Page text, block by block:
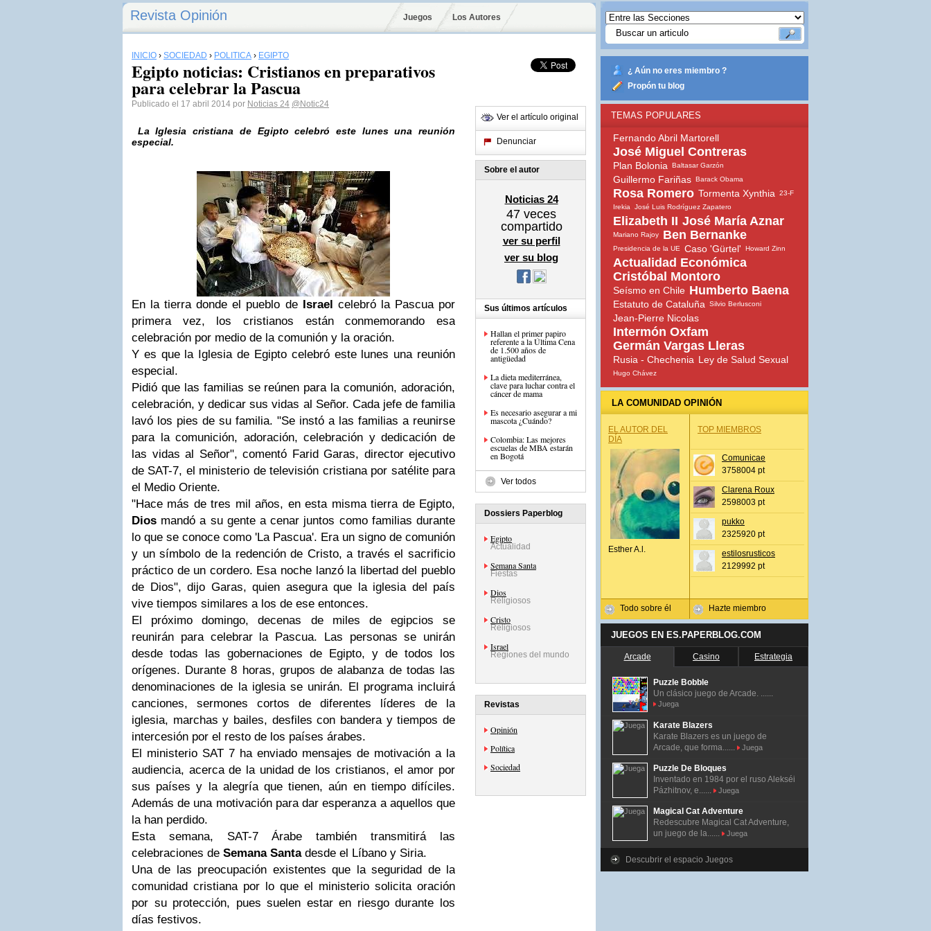
Revista Opinión Juegos Los Autores
INICIO › SOCIEDAD › POLÍTICA › EGIPTO
Egipto noticias: Cristianos en preparativos
para celebrar la Pascua
Publicado el 17 abril 2014 por Noticias 24 @Notic24
La Iglesia cristiana de Egipto celebró este lunes una reunión
especial.
En la tierra donde el pueblo de Israel celebró la Pascua por
primera vez, los cristianos están conmemorando esa
celebración por medio de la comunión y la oración.
Y es que la Iglesia de Egipto celebró este lunes una reunión
especial.
Pidió que las familias se reúnen para la comunión, adoración,
celebración, y dedicar sus vidas al Señor. Cada jefe de familia
lavó los pies de su familia. "Se instó a las familias a reunirse
para la comunición, adoración, celebración y dedicación de
las vidas al Señor", comentó Farid Garas, director ejecutivo
de SAT-7, el ministerio de televisión cristiana por satélite para
el Medio Oriente.
"Hace más de tres mil años, en esta misma tierra de Egipto,
Dios mandó a su gente a cenar juntos como familias durante
lo que se conoce como 'La Pascua'. Era un signo de comunión
y un símbolo de la redención de Cristo, a través el sacrificio
práctico de un cordero. Esa noche lanzó la libertad del pueblo
de Dios", dijo Garas, quien asegura que la iglesia del país
vive tiempos similares a los de ese entonces.
El próximo domingo, decenas de miles de egipcios se
reunirán para celebrar la Pascua. Las personas se unirán
desde todas las gobernaciones de Egipto, y de todos los
orígenes. Durante 8 horas, grupos de alabanza de todas las
denominaciones de la iglesia se unirán. El programa incluirá
canciones, sermones cortos de diferentes líderes de la
iglesia, marchas y bailes, desfiles con bandera y tiempos de
intercesión por el resto de los países árabes.
El ministerio SAT 7 ha enviado mensajes de motivación a la
audiencia, acerca de la unidad de los cristianos, el amor por
sus países y la alegría que tienen, aún en tiempo difíciles.
Además de una motivación para dar esperanza a aquellos que
la han perdido.
Esta semana, SAT-7 Árabe también transmitirá las
celebraciones de Semana Santadesde el Líbano y Siria.
Una de las preocupación existentes que la seguridad de la
comunidad cristiana por lo que el ministerio solicita oración
por su protección, pues suelen estar en riesgo durante los
días festivos.
Ver el artículo original
Denunciar
Sobre el autor
Noticias 24
47 veces
compartido
ver su perfil
ver su blog
Sus últimos artículos
Hallan el primer papiro
referente a la Última Cena
de 1.500 años de
antigüedad
La dieta mediterránea,
clave para luchar contra el
cáncer de mama
Es necesario asegurar a mi
mascota ¿Cuándo?
Colombia: Las mejores
escuelas de MBA estarán
en Bogotá
Ver todos
Dossiers Paperblog
Egipto
Actualidad
Semana Santa
Fiestas
Dios
Religiosos
Cristo
Religiosos
Israel
Regiones del mundo
Revistas
Opinión
Política
Sociedad
¿ Aún no eres miembro ?
Propón tu blog
TEMAS POPULARES
Fernando Abril Martorell
José Miguel Contreras
Plan Bolonia Baltasar Garzón
Guillermo Fariñas Barack Obama
Rosa Romero Tormenta Xynthia
23-F
Irekia
José Luis Rodríguez Zapatero
Elizabeth II José María Aznar
Mariano Rajoy Ben Bernanke
Presidencia de la UE Caso 'Gürtel' Howard Zinn
Actualidad Económica
Cristóbal Montoro
Seísmo en Chile Humberto Baena
Estatuto de Cataluña Silvio Berlusconi
Jean-Pierre Nicolas
Intermón Oxfam
Germán Vargas Lleras
Rusia - Chechenia Ley de Salud Sexual
Hugo Chávez
LA COMUNIDAD OPINIÓN
EL AUTOR DEL
DÍA
Esther A.l.
Todo sobre él
TOP MIEMBROS
Comunicae
3758004 pt
Clarena Roux
2598003 pt
pukko
2325920 pt
estilosrusticos
2129992 pt
Hazte miembro
JUEGOS EN ES.PAPERBLOG.COM
Arcade Casino Estrategia
Puzzle Bobble
Un clásico juego de Arcade. ......
Juega
Karate Blazers
Karate Blazers es un juego de
Arcade, que forma......
Juega
Puzzle De Bloques
Inventado en 1984 por el ruso Alekséi
Pázhitnov, e......
Juega
Magical Cat Adventure
Redescubre Magical Cat Adventure,
un juego de la......
Juega
Descubrir el espacio Juegos